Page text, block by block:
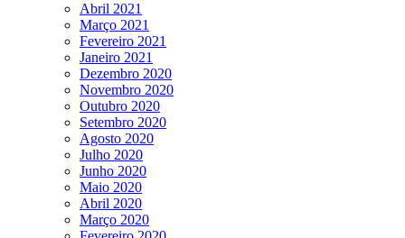
Abril 2021
Março 2021
Fevereiro 2021
Janeiro 2021
Dezembro 2020
Novembro 2020
Outubro 2020
Setembro 2020
Agosto 2020
Julho 2020
Junho 2020
Maio 2020
Abril 2020
Março 2020